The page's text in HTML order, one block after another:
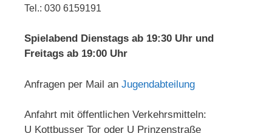
Tel.: 030 6159191
Spielabend Dienstags ab 19:30 Uhr und
Freitags ab 19:00 Uhr
Anfragen per Mail an Jugendabteilung
Anfahrt mit öffentlichen Verkehrsmitteln:
U Kottbusser Tor oder U Prinzenstraße